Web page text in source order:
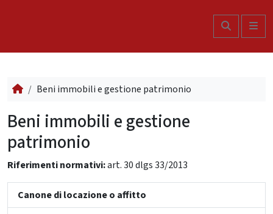
Search
Beni immobili e gestione patrimonio
Beni immobili e gestione
patrimonio
Riferimenti normativi:art. 30 dlgs 33/2013
Canone di locazione o affitto